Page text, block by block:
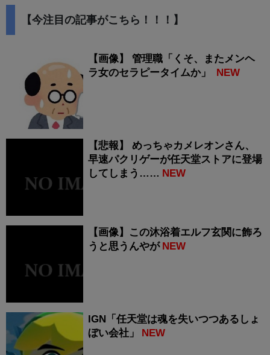
【今注目の記事がこちら！！！】
【画像】 管理職「くそ、またメンヘ
ラ女のセラピータイムか」
NEW
【悲報】 めっちゃカメレオンさん、
早速パクリゲーが任天堂ストアに登場
してしまう…… NEW
【画像】この沐浴着エルフ玄関に飾ろ
うと思うんやが NEW
IGN「任天堂は魂を失いつつあるしょ
ぼい会社」
NEW